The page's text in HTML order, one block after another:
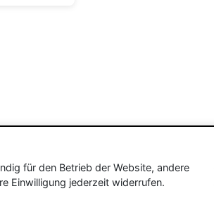
für den Betrieb der Website, andere
Einwilligung jederzeit widerrufen.